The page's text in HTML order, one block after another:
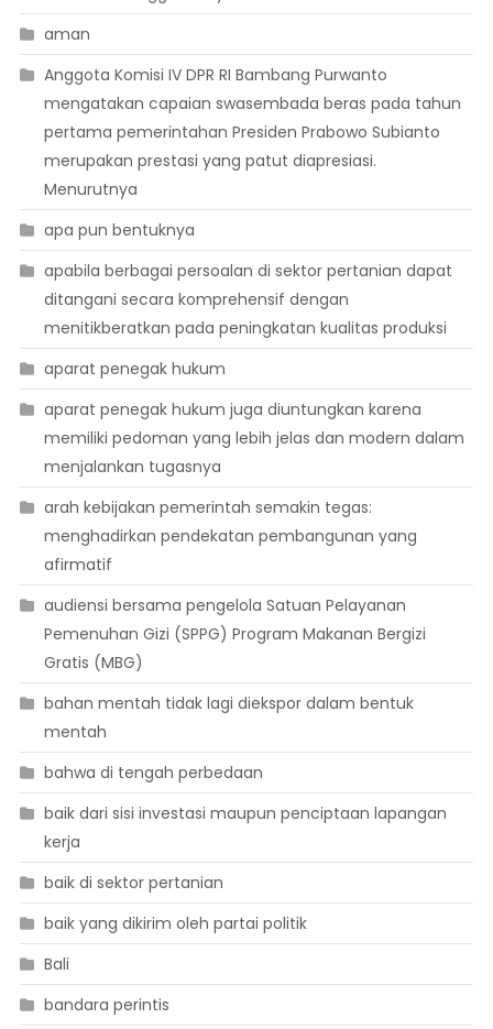
aman
Anggota Komisi IV DPR RI Bambang Purwanto
mengatakan capaian swasembada beras pada tahun
pertama pemerintahan Presiden Prabowo Subianto
merupakan prestasi yang patut diapresiasi.
Menurutnya
apa pun bentuknya
apabila berbagai persoalan di sektor pertanian dapat
ditangani secara komprehensif dengan
menitikberatkan pada peningkatan kualitas produksi
aparat penegak hukum
aparat penegak hukum juga diuntungkan karena
memiliki pedoman yang lebih jelas dan modern dalam
menjalankan tugasnya
arah kebijakan pemerintah semakin tegas:
menghadirkan pendekatan pembangunan yang
afirmatif
audiensi bersama pengelola Satuan Pelayanan
Pemenuhan Gizi (SPPG) Program Makanan Bergizi
Gratis (MBG)
bahan mentah tidak lagi diekspor dalam bentuk
mentah
bahwa di tengah perbedaan
baik dari sisi investasi maupun penciptaan lapangan
kerja
baik di sektor pertanian
baik yang dikirim oleh partai politik
Bali
bandara perintis